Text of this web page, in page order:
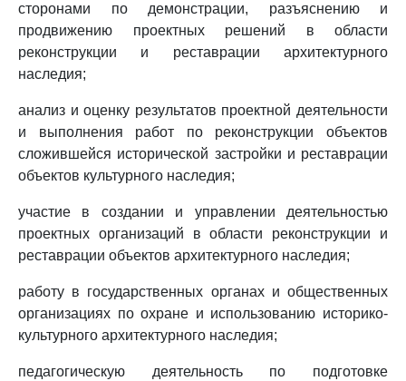
сторонами по демонстрации, разъяснению и
продвижению проектных решений в области
реконструкции и реставрации архитектурного
наследия;
анализ и оценку результатов проектной деятельности
и выполнения работ по реконструкции объектов
сложившейся исторической застройки и реставрации
объектов культурного наследия;
участие в создании и управлении деятельностью
проектных организаций в области реконструкции и
реставрации объектов архитектурного наследия;
работу в государственных органах и общественных
организациях по охране и использованию историко-
культурного архитектурного наследия;
педагогическую деятельность по подготовке